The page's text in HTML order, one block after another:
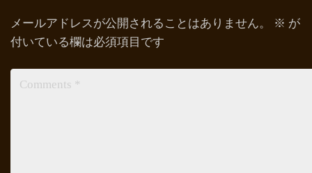
メールアドレスが公開されることはありません。 ※ が
付いている欄は必須項目です